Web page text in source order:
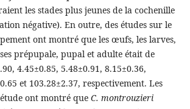
les stades plus jeunes de la cochenille
négative). En outre, des études sur le
ont montré que les œufs, les larves,
prépupale, pupal et adulte était de
4.45±0.85, 5.48±0.91, 8.15±0.36,
et 103.28±2.37, respectivement. Les
ont montré que C. montrouzieri